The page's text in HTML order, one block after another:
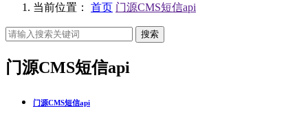
当前位置： 首页 门源CMS短信api
搜索
门源CMS短信api
门源CMS短信api